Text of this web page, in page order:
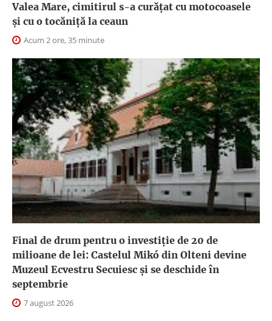
Valea Mare, cimitirul s-a curățat cu motocoasele
și cu o tocăniță la ceaun
Acum 2 ore, 35 minute
Final de drum pentru o investiție de 20 de
milioane de lei: Castelul Mikó din Olteni devine
Muzeul Ecvestru Secuiesc și se deschide în
septembrie
7 august 2026